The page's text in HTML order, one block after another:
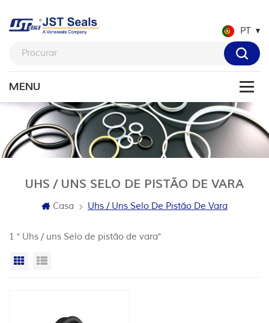
PT
UHS / UNS SELO DE PISTÃO DE VARA
Casa Uhs / Uns Selo De Pistão De Vara
1 " Uhs / uns Selo de pistão de vara"
Vista da grade